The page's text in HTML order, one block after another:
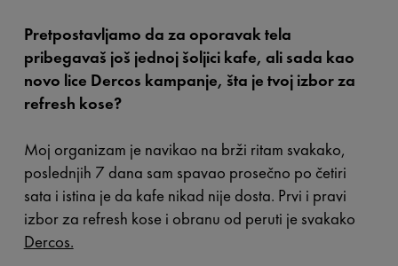
Pretpostavljamo da za oporavak tela
pribegavaš još jednoj šoljici kafe, ali sada kao
novo lice Dercos kampanje, šta je tvoj izbor za
refresh kose?
Moj organizam je navikao na brži ritam svakako,
poslednjih 7 dana sam spavao prosečno po četiri
sata i istina je da kafe nikad nije dosta. Prvi i pravi
izbor za refresh kose i obranu od peruti je svakako
Dercos.